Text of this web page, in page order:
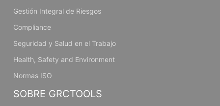
Gestión Integral de Riesgos
Compliance
Seguridad y Salud en el Trabajo
Health, Safety and Environment
Normas ISO
SOBRE GRCTOOLS